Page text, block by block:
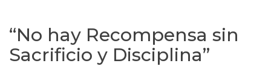
“No hay Recompensa sin
Sacrificio y Disciplina”